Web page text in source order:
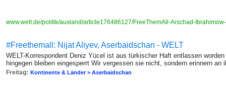
www.welt.de/politik/ausland/article176486127/FreeThemAll-Arschad-
#Freethemall: Nijat Aliyev, Aserbaidschan - WELT
WELT-Korrespondent Deniz Yücel ist aus türkischer Haft entlassen
hingegen bleiben eingesperrt Wir vergessen sie nicht, sondern erinnern an
Freitag: Kontinente & Länder > Aserbaidschan